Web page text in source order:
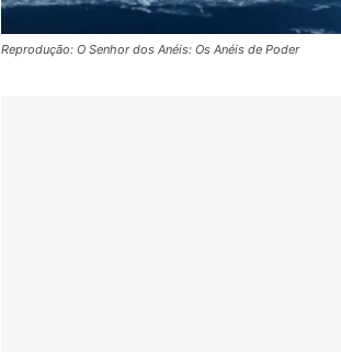
Reprodução: O Senhor dos Anéis: Os Anéis de Poder